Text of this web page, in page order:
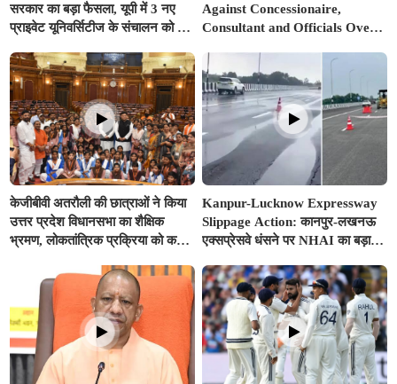
सरकार का बड़ा फैसला, यूपी में 3 नए
प्राइवेट यूनिवर्सिटीज के संचालन को हरी
Against Concessionaire,
Consultant and Officials Over
Issues
केजीबीवी अतरौली की छात्राओं ने किया
उत्तर प्रदेश विधानसभा का शैक्षिक
भ्रमण, लोकतांत्रिक प्रक्रिया को करीब
Kanpur-Lucknow Expressway
Slippage Action: कानपुर-लखनऊ
एक्सप्रेसवे धंसने पर NHAI का बड़ा
गिरी गाज, टोल वसूली रोकी गई